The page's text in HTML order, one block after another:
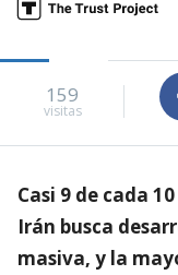
159
visitas
Casi 9 de cada
Irán busca
masiva, y la